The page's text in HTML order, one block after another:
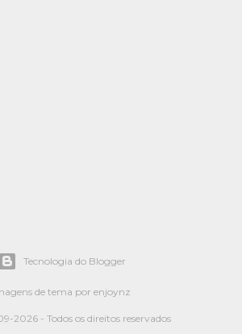
Tecnologia do Blogger
de tema por enjoynz
2026 - Todos os direitos reservados